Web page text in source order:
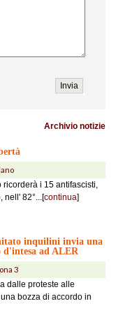
Archivio notizie
i 15 antifascisti,
nell' 82°...[continua]
inquilini invia una
ad ALER
3
dalle proteste alle
bozza di accordo in